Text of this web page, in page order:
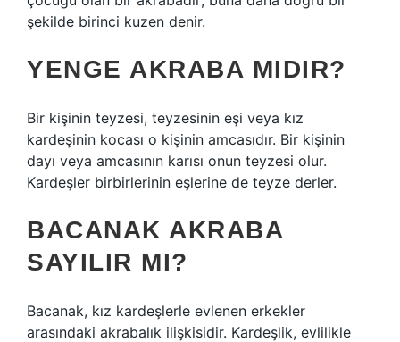
şekilde birinci kuzen denir.
YENGE AKRABA MIDIR?
Bir kişinin teyzesi, teyzesinin eşi veya kız
kardeşinin kocası o kişinin amcasıdır. Bir kişinin
dayı veya amcasının karısı onun teyzesi olur.
Kardeşler birbirlerinin eşlerine de teyze derler.
BACANAK AKRABA
SAYILIR MI?
Bacanak, kız kardeşlerle evlenen erkekler
arasındaki akrabalık ilişkisidir. Kardeşlik, evlilikle